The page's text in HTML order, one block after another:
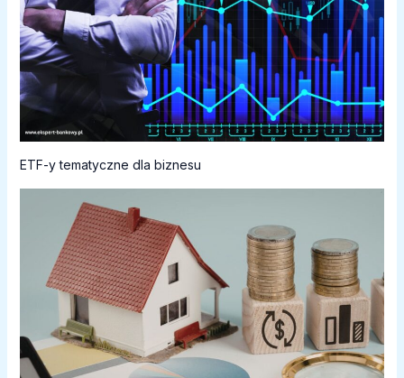
ETF-y tematyczne dla biznesu